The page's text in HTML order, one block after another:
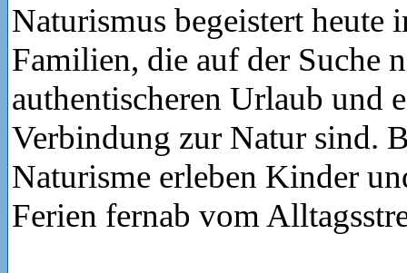
Naturismus begeistert heute
Familien, die auf der Suche
authentischeren Urlaub und
Verbindung zur Natur sind.
Naturisme erleben Kinder
Ferien fernab vom